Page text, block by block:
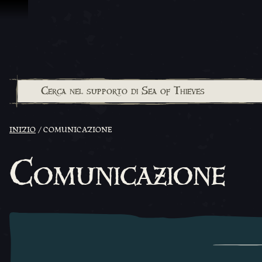
INIZIO COMUNICAZIONE
Comunicazione